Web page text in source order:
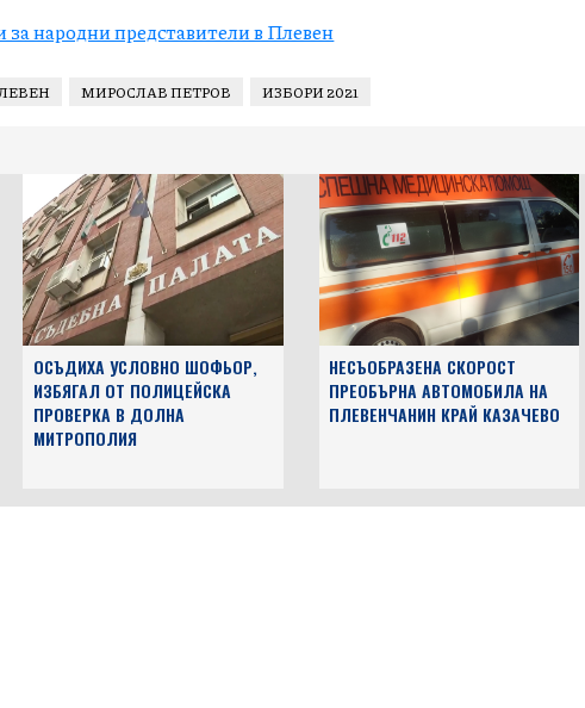
за народни представители в Плевен
МИРОСЛАВ ПЕТРОВ ИЗБОРИ 2021
ОСЪДИХА УСЛОВНО ШОФЬОР,
ИЗБЯГАЛ ОТ ПОЛИЦЕЙСКА
ПРОВЕРКА В ДОЛНА
МИТРОПОЛИЯ
НЕСЪОБРАЗЕНА СКОРОСТ
ПРЕОБЪРНА АВТОМОБИЛА НА
ПЛЕВЕНЧАНИН КРАЙ КАЗАЧЕВО